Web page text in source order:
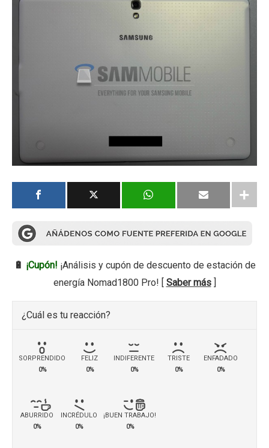
🔋 ¡Cupón! ¡Análisis y cupón de descuento de estación de
energía Nomad1800 Pro! [ Saber más]
¿Cuál es tu reacción?
SORPRENDIDO
0%
FELIZ
0%
INDIFERENTE
0%
TRISTE
0%
ENFADADO
0%
ABURRIDO
0%
INCRÉDULO
0%
¡BUEN TRABAJO!
0%